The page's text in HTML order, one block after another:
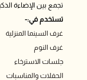
تجمع بين الإضاءة
تستخدم في:-
غرف السينما المنزلية
غرف النوم
جلسات الاسترخاء
الحفلات والمناسبات